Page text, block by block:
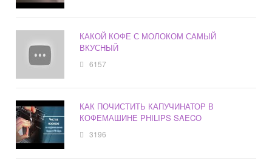
КАКОЙ КОФЕ С МОЛОКОМ САМЫЙ
ВКУСНЫЙ
6157
КАК ПОЧИСТИТЬ КАПУЧИНАТОР В
КОФЕМАШИНЕ PHILIPS SAECO
3196